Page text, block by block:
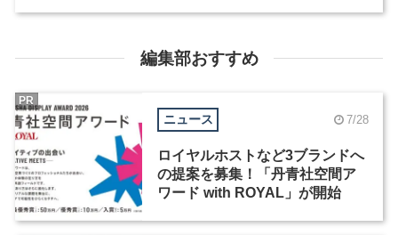
編集部おすすめ
ニュース 7/28
ロイヤルホストなど3ブランドへ
の提案を募集！「丹青社空間ア
ワード with ROYAL」が開始
PR